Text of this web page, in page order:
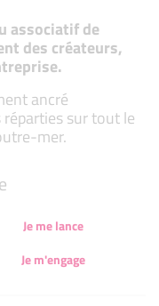
associatif de
des créateurs,
ancré
sur tout le
mer.
Je me lance
Je m'engage